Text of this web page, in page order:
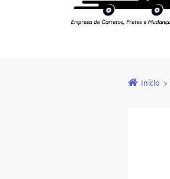
Início